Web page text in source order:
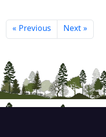
« Previous Next »